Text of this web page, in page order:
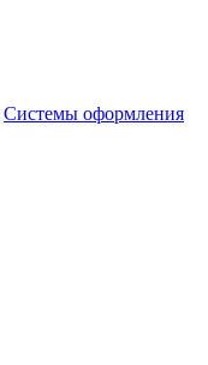
Системы оформления